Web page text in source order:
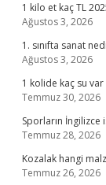
1 kilo et kaç TL
Ağustos 3, 2026
1. sınıfta sanat
Ağustos 3, 2026
1 kolide kaç su var
Temmuz 30, 2026
Sporların
Temmuz 28, 2026
Kozalak hangi
Temmuz 26, 2026